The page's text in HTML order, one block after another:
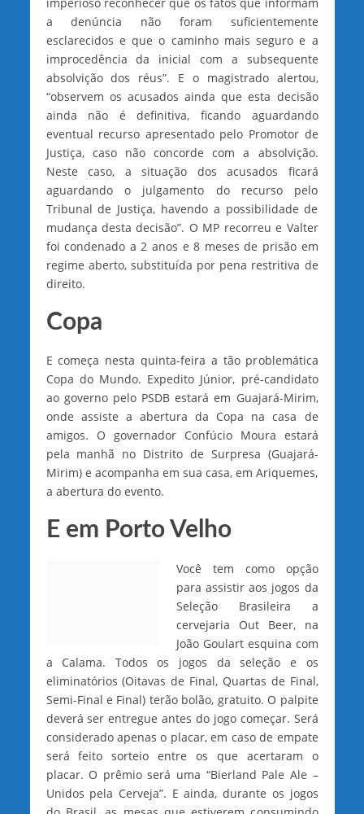
imperioso reconhecer que os fatos que informam
a denúncia não foram suficientemente
esclarecidos e que o caminho mais seguro e a
improcedência da inicial com a subsequente
absolvição dos réus”. E o magistrado alertou,
“observem os acusados ainda que esta decisão
ainda não é definitiva, ficando aguardando
eventual recurso apresentado pelo Promotor de
Justiça, caso não concorde com a absolvição.
Neste caso, a situação dos acusados ficará
aguardando o julgamento do recurso pelo
Tribunal de Justiça, havendo a possibilidade de
mudança desta decisão”. O MP recorreu e Valter
foi condenado a 2 anos e 8 meses de prisão em
regime aberto, substituída por pena restritiva de
direito.
Copa
E começa nesta quinta-feira a tão problemática
Copa do Mundo. Expedito Júnior, pré-candidato
ao governo pelo PSDB estará em Guajará-Mirim,
onde assiste a abertura da Copa na casa de
amigos. O governador Confúcio Moura estará
pela manhã no Distrito de Surpresa (Guajará-
Mirim) e acompanha em sua casa, em Ariquemes,
a abertura do evento.
E em Porto Velho
Você tem como opção
para assistir aos jogos da
Seleção Brasileira a
cervejaria Out Beer, na
João Goulart esquina com
a Calama. Todos os jogos da seleção e os
eliminatórios (Oitavas de Final, Quartas de Final,
Semi-Final e Final) terão bolão, gratuito. O palpite
deverá ser entregue antes do jogo começar. Será
considerado apenas o placar, em caso de empate
será feito sorteio entre os que acertaram o
placar. O prêmio será uma “Bierland Pale Ale –
Unidos pela Cerveja”. E ainda, durante os jogos